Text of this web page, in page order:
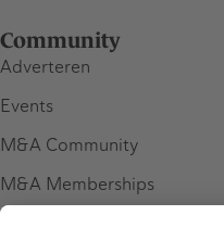
Community
Adverteren
Events
M&A Community
M&A Memberships